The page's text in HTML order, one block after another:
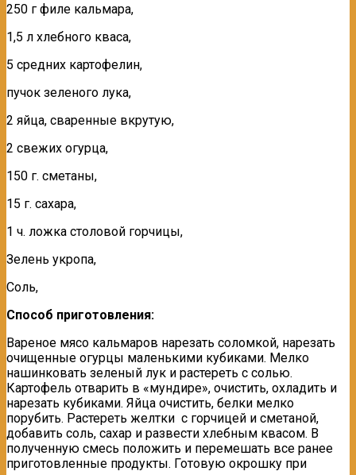
250 г филе кальмара,
1,5 л хлебного кваса,
5 средних картофели­н,
пучок зеленого лука,
2 яйца, сваренные вкрутую,
2 свежих огурца,
150 г. сметаны,
15 г. саха­ра,
1 ч. ложка столовой горчицы,
Зелень укропа,
Соль,
Способ приготовления:
Вареное мясо кальмаров нарезать соломкой, нарезать
очищенные огурцы маленькими кубиками. Мелко
нашинковать зеленый лук и растереть с солью.
Картофель отварить в «мунди­ре», очистить, охладить и
нарезать кубиками. Яйца очистить, белки мелко
порубить. Расте­реть желтки с горчицей и сметаной,
добавить соль, сахар и развести хлебным квасом. В
полученную смесь положить и перемешать все ранее
приготов­ленные продукты. Готовую окрошку при